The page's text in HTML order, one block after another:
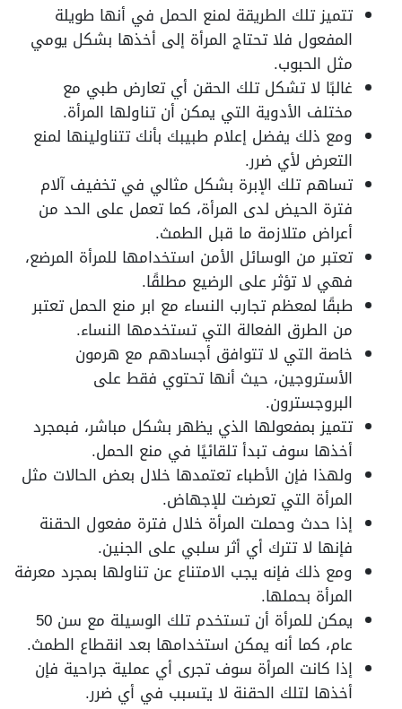
تتميز تلك الطريقة لمنع الحمل في أنها طويلة
المفعول فلا تحتاج المرأة إلى أخذها بشكل يومي
مثل الحبوب.
غالبًا لا تشكل تلك الحقن أي تعارض طبي مع
مختلف الأدوية التي يمكن أن تناولها المرأة.
ومع ذلك يفضل إعلام طبيبك بأنك تتناولينها لمنع
التعرض لأي ضرر.
تساهم تلك الإبرة بشكل مثالي في تخفيف آلام
فترة الحيض لدى المرأة، كما تعمل على الحد من
أعراض متلازمة ما قبل الطمث.
تعتبر من الوسائل الأمن استخدامها للمرأة المرضع،
فهي لا تؤثر على الرضيع مطلقًا.
طبقًا لمعظم تجارب النساء مع ابر منع الحمل تعتبر
من الطرق الفعالة التي تستخدمها النساء.
خاصة التي لا تتوافق أجسادهم مع هرمون
الأستروجين، حيث أنها تحتوي فقط على
البروجسترون.
تتميز بمفعولها الذي يظهر بشكل مباشر، فبمجرد
أخذها سوف تبدأ تلقائيًا في منع الحمل.
ولهذا فإن الأطباء تعتمدها خلال بعض الحالات مثل
المرأة التي تعرضت للإجهاض.
إذا حدث وحملت المرأة خلال فترة مفعول الحقنة
فإنها لا تترك أي أثر سلبي على الجنين.
ومع ذلك فإنه يجب الامتناع عن تناولها بمجرد معرفة
المرأة بحملها.
يمكن للمرأة أن تستخدم تلك الوسيلة مع سن 50
عام، كما أنه يمكن استخدامها بعد انقطاع الطمث.
إذا كانت المرأة سوف تجرى أي عملية جراحية فإن
أخذها لتلك الحقنة لا يتسبب في أي ضرر.